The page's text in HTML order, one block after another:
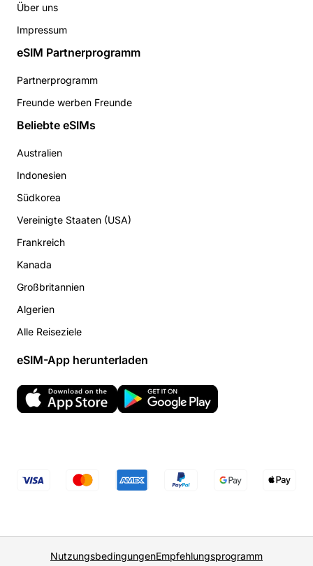
Über uns
Impressum
eSIM Partnerprogramm
Partnerprogramm
Freunde werben Freunde
Beliebte eSIMs
Australien
Indonesien
Südkorea
Vereinigte Staaten (USA)
Frankreich
Kanada
Großbritannien
Algerien
Alle Reiseziele
eSIM-App herunterladen
NutzungsbedingungenEmpfehlungsprogramm